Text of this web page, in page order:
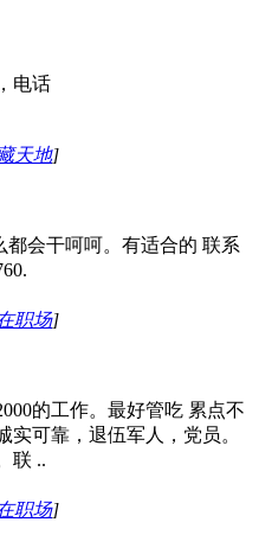
电话
天地]
都会干呵呵。有适合的 联系
职场]
的工作。最好管吃 累点不
可靠，退伍军人，党员。
联 ..
职场]